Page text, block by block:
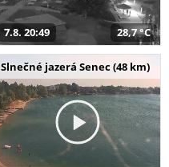
7.8. 20:49 28,7 °C
Slnečné jazerá Senec (48 km)